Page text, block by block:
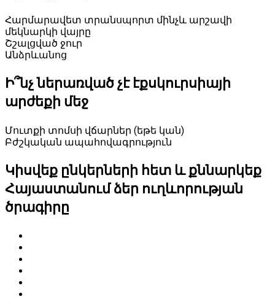
Հարմարավետ տրանսպորտ մինչև արշավի
մեկնարկի վայրը
Շշալցված ջուր
Անձրևանոց
Ի՞նչ ներառված չէ էքսկուրսիայի
արժեքի մեջ
Մուտքի տոմսի վճարներ (եթե կան)
Բժշկական ապահովագրություն
Կիսվեք ընկերների հետ և քննարկեք
Հայաստանում ձեր ուղևորության
ծրագիրը